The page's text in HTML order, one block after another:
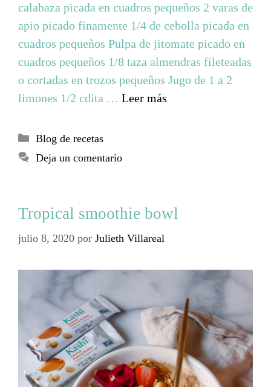
calabaza picada en cuadros pequeños 2 varas de
apio picado finamente 1/4 de cebolla picada en
cuadros pequeños Pulpa de jitomate picado en
cuadros pequeños 1/8 taza almendras fileteadas
o cortadas en trozos pequeños Jugo de 1 a 2
limones 1/2 cdita … Leer más
Blog de recetas
Deja un comentario
Tropical smoothie bowl
julio 8, 2020 por Julieth Villareal